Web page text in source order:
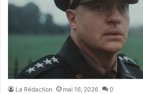
La Rédaction mai 16, 2026 0